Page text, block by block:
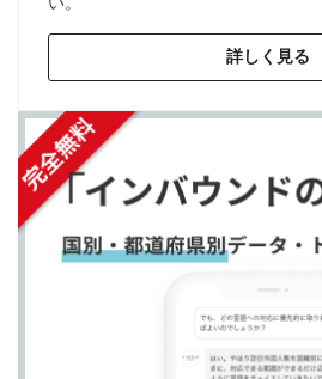
詳しく見る